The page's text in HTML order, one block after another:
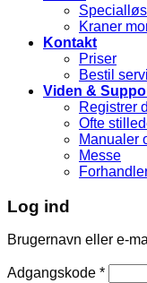
Kraner
Kontakt
Priser
Bestil
Viden &
Registrer
Ofte
Manualer
Messe
Log ind
Brugernavn eller e-
Adgangskode *